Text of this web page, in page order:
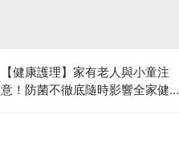
【健康護理】家有老人與小童注
意！防菌不徹底隨時影響全家健康